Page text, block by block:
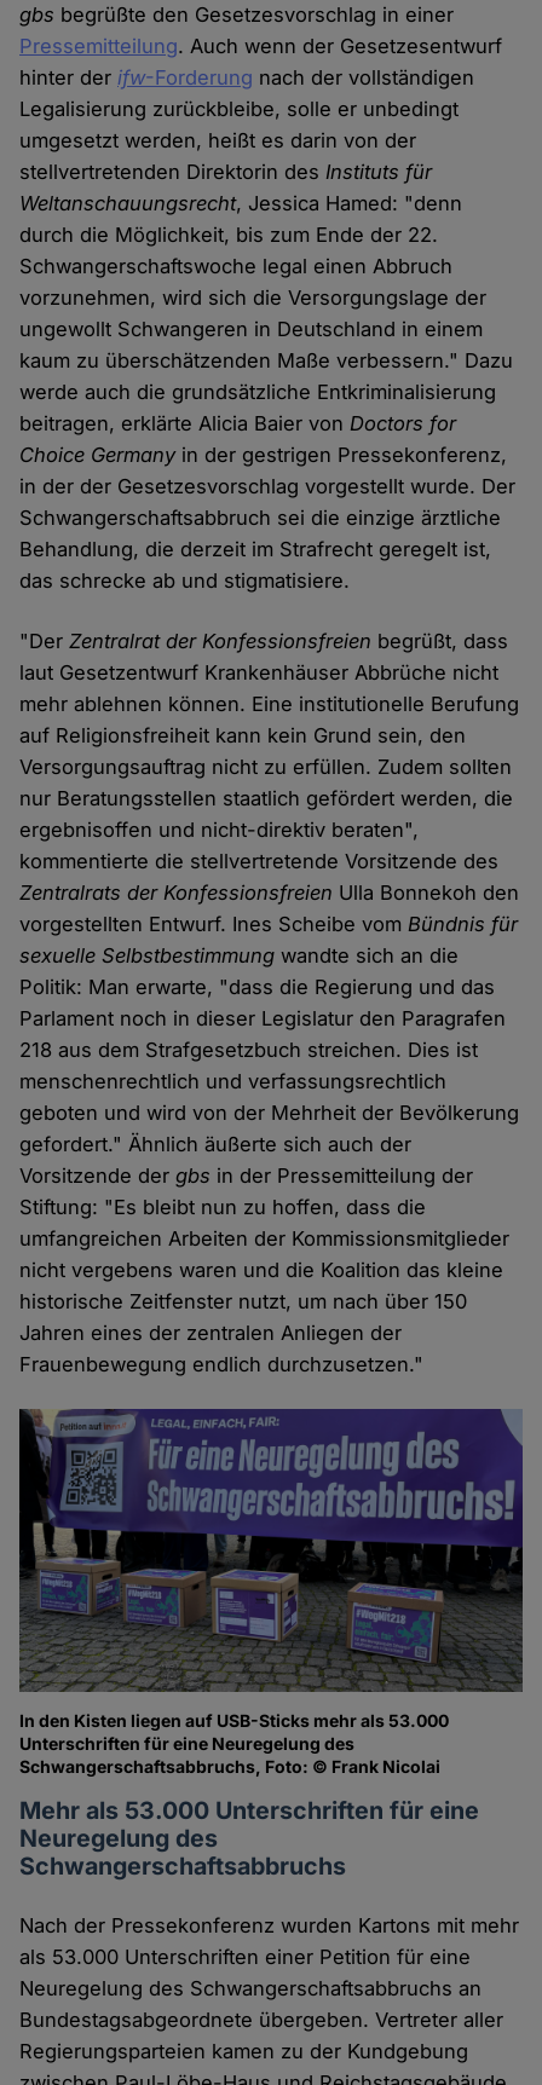
gbs begrüßte den Gesetzesvorschlag in einer
Pressemitteilung. Auch wenn der Gesetzesentwurf
hinter der ifw-Forderung nach der vollständigen
Legalisierung zurückbleibe, solle er unbedingt
umgesetzt werden, heißt es darin von der
stellvertretenden Direktorin des Instituts für
Weltanschauungsrecht, Jessica Hamed: "denn
durch die Möglichkeit, bis zum Ende der 22.
Schwangerschaftswoche legal einen Abbruch
vorzunehmen, wird sich die Versorgungslage der
ungewollt Schwangeren in Deutschland in einem
kaum zu überschätzenden Maße verbessern." Dazu
werde auch die grundsätzliche Entkriminalisierung
beitragen, erklärte Alicia Baier von Doctors for
Choice Germanyin der gestrigen Pressekonferenz,
in der der Gesetzesvorschlag vorgestellt wurde. Der
Schwangerschaftsabbruch sei die einzige ärztliche
Behandlung, die derzeit im Strafrecht geregelt ist,
das schrecke ab und stigmatisiere.
"DerZentralrat der Konfessionsfreien begrüßt, dass
laut Gesetzentwurf Krankenhäuser Abbrüche nicht
mehr ablehnen können. Eine institutionelle Berufung
auf Religionsfreiheit kann kein Grund sein, den
Versorgungsauftrag nicht zu erfüllen. Zudem sollten
nur Beratungsstellen staatlich gefördert werden, die
ergebnisoffen und nicht-direktiv beraten",
kommentierte die stellvertretende Vorsitzende des
Zentralrats der Konfessionsfreien Ulla Bonnekoh den
vorgestellten Entwurf. Ines Scheibe vom Bündnis für
sexuelle Selbstbestimmung wandte sich an die
Politik: Man erwarte, "dass die Regierung und das
Parlament noch in dieser Legislatur den Paragrafen
218 aus dem Strafgesetzbuch streichen. Dies ist
menschenrechtlich und verfassungsrechtlich
geboten und wird von der Mehrheit der Bevölkerung
gefordert." Ähnlich äußerte sich auch der
Vorsitzende dergbs in der Pressemitteilung der
Stiftung: "Es bleibt nun zu hoffen, dass die
umfangreichen Arbeiten der Kommissionsmitglieder
nicht vergebens waren und die Koalition das kleine
historische Zeitfenster nutzt, um nach über 150
Jahren eines der zentralen Anliegen der
Frauenbewegung endlich durchzusetzen."
In den Kisten liegen auf USB-Sticks mehr als 53.000
Unterschriften für eine Neuregelung des
Schwangerschaftsabbruchs, Foto: © Frank Nicolai
Mehr als 53.000 Unterschriften für eine
Neuregelung des
Schwangerschaftsabbruchs
Nach der Pressekonferenz wurden Kartons mit mehr
als 53.000 Unterschriften einer Petition für eine
Neuregelung des Schwangerschaftsabbruchs an
Bundestagsabgeordnete übergeben. Vertreter aller
Regierungsparteien kamen zu der Kundgebung